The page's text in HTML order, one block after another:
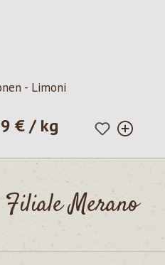
- Limoni
normale:
€ / kg
Filiale Merano